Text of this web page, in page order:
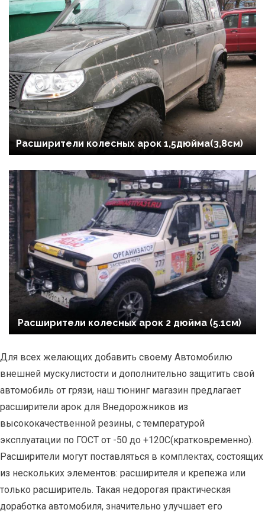
Расширители колесных арок 1,5дюйма(3,8см)
Расширители колесных арок 2 дюйма (5.1см)
Для всех желающих добавить своему Автомобилю
внешней мускулистости и дополнительно защитить свой
автомобиль от грязи, наш тюнинг магазин предлагает
расширители арок для Внедорожников из
высококачественной резины, с температурой
эксплуатации по ГОСТ от -50 до +120С(кратковременно).
Расширители могут поставляться в комплектах, состоящих
из нескольких элементов: расширителя и крепежа или
только расширитель. Такая недорогая практическая
доработка автомобиля, значительно улучшает его